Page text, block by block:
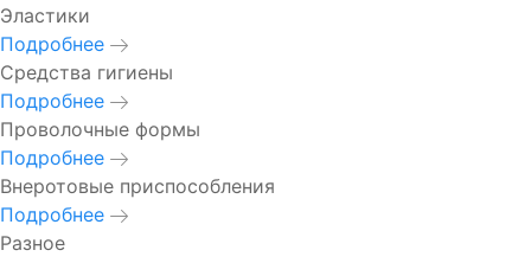
Эластики
Подробнее
Средства гигиены
Подробнее
Проволочные формы
Подробнее
Внеротовые приспособления
Подробнее
Разное